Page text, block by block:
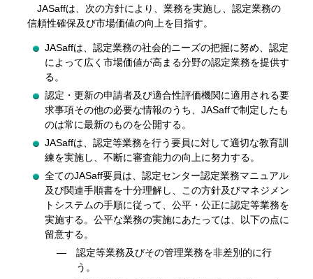
JASaffは、次の方針により、業務を実施し、認定業務の
信頼性確保及び市場価値の向上を目指す。
JASaffは、認定業務の社会的ニーズの把握に努め、認定
によって広く市場価値が高まる分野の認定業務を提供す
る。
認定・更新の申請者及び適合性評価機関に適用される要
求事項その他の必要な情報のうち、JASaffで制定したも
のは常に最新のものを公開する。
JASaffは、認定等業務を行う要員に対して適切な教育訓
練を実施し、不断に審査能力の向上に努力する。
全てのJASaff要員は、認定センター認定業務マニュアル
及び関連手順書を十分理解し、この方針及びマネジメン
トシステムの手順に従って、公平・公正に認定等業務を
実施する。公平な業務の実施にあたっては、以下の点に
留意する。
認定等業務及びその管理業務を非差別的に行
う。